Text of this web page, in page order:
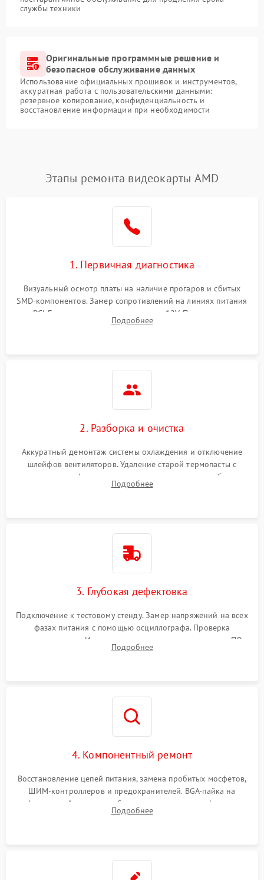
службы техники
Оригинальные программные решение и
безопасное обслуживание данных
Использование официальных прошивок и инструментов,
аккуратная работа с пользовательскими данными:
резервное копирование, конфиденциальность и
восстановление информации при необходимости
Этапы ремонта видеокарты AMD
1. Первичная диагностика
Визуальный осмотр платы на наличие прогаров и сбитых
SMD-компонентов. Замер сопротивлений на линиях питания
PCI-E и дополнительных разъемах 12V. Проверка на
короткое замыкание основных дросселей питания GPU и
Подробнее
2. Разборка и очистка
Аккуратный демонтаж системы охлаждения и отключение
шлейфов вентиляторов. Удаление старой термопасты с
кристалла графического чипа и термопрокладок с банок
памяти и зоны VRM. Очистка платы от пыли и окислов.
Подробнее
3. Глубокая дефектовка
Подключение к тестовому стенду. Замер напряжений на всех
фазах питания с помощью осциллографа. Проверка
инициализации. Использование специализированного ПО
MATS
Подробнее
4. Компонентный ремонт
Восстановление цепей питания, замена пробитых мосфетов,
ШИМ-контроллеров и предохранителей. BGA-пайка на
инфракрасной станции реболлинг или замена графического
чипа и дефектной памяти GDDR. Прошивка BIOS
Подробнее